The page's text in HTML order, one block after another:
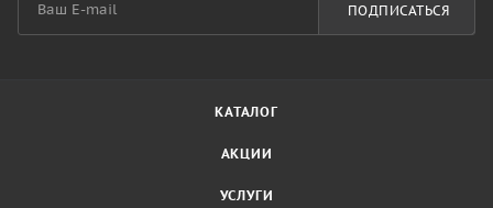
ПОДПИСАТЬСЯ
КАТАЛОГ
АКЦИИ
УСЛУГИ